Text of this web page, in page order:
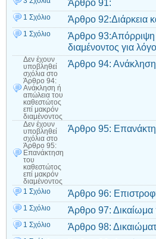
Άρθρο 91:
1 Σχόλιο Άρθρο 92:Διάρκεια
1 Σχόλιο
Άρθρο 93:Απόρριψη
διαμένοντος για
Δεν έχουν
υποβληθεί
σχόλια στο
Άρθρο 94:
Ανάκληση ή
απώλεια του
καθεστώτος
επί μακρόν
διαμένοντος
Άρθρο 94: Ανάκληση
Δεν έχουν
υποβληθεί
σχόλια στο
Άρθρο 95:
Επανάκτηση
του
καθεστώτος
επί μακρόν
διαμένοντος
Άρθρο 95:
1 Σχόλιο Άρθρο 96:
1 Σχόλιο Άρθρο 97:
1 Σχόλιο Άρθρο 98: